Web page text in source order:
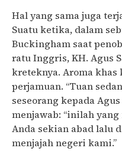
Hal yang sama juga
Suatu ketika, dalam
Buckingham saat
ratu Inggris, KH. Agus
kreteknya. Aroma
perjamuan. “Tuan
seseorang kepada
menjawab: “inilah
Anda sekian abad lalu
menjajah negeri kami.”